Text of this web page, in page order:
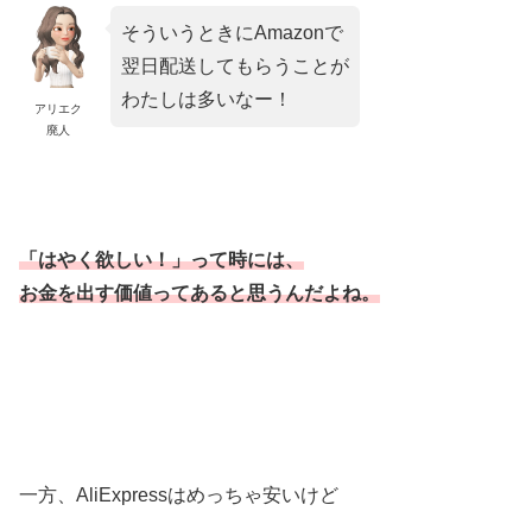
アリエク
廃人
そういうときにAmazonで
翌日配送してもらうことが
わたしは多いなー！
「はやく欲しい！」って時には、
お金を出す価値ってあると思うんだよね。
一方、AliExpressはめっちゃ安いけど